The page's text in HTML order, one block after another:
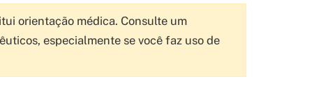
orientação médica. Consulte um
especialmente se você faz uso de